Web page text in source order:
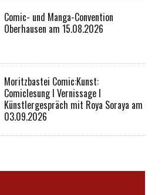
Comic- und Manga-Convention
Oberhausen am 15.08.2026
Moritzbastei Comic:Kunst:
Comiclesung I Vernissage I
Künstlergespräch mit Roya Soraya am
03.09.2026